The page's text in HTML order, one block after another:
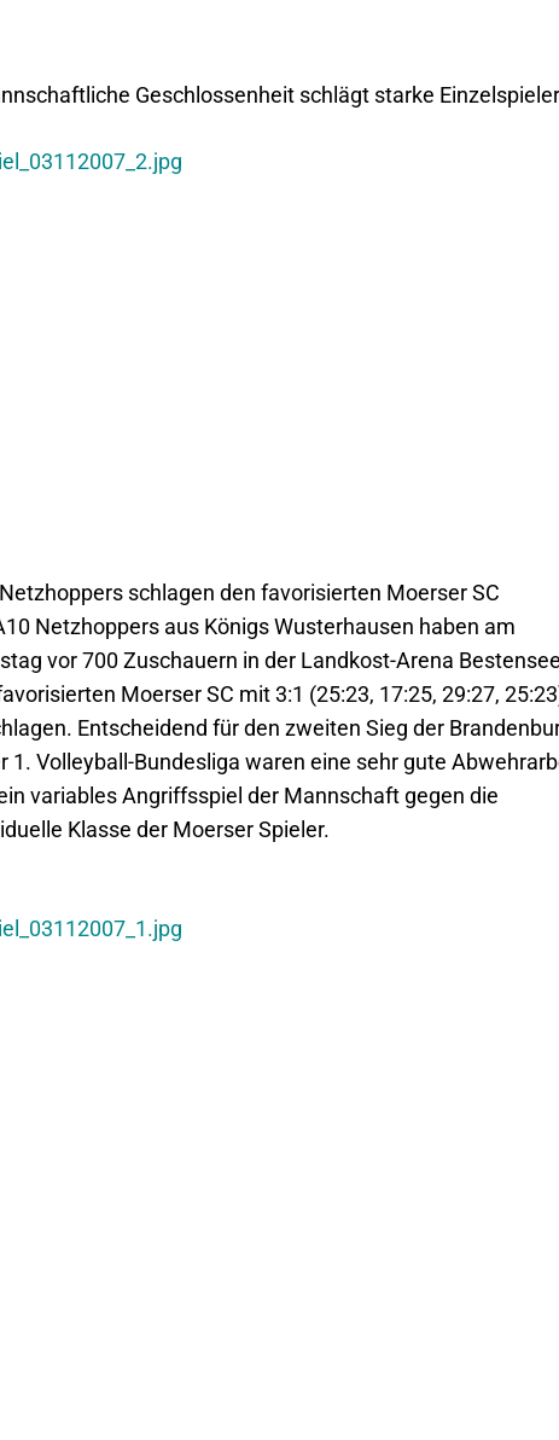
Geschlossenheit schlägt starke Einzelspieler
schlagen den favorisierten Moerser SC
Netzhoppers aus Königs Wusterhausen haben am
vor 700 Zuschauern in der Landkost-Arena
Moerser SC mit 3:1 (25:23, 17:25, 29:27,
Entscheidend für den zweiten Sieg der
1. Volleyball-Bundesliga waren eine sehr gute
variables Angriffsspiel der Mannschaft gegen die
Klasse der Moerser Spieler.